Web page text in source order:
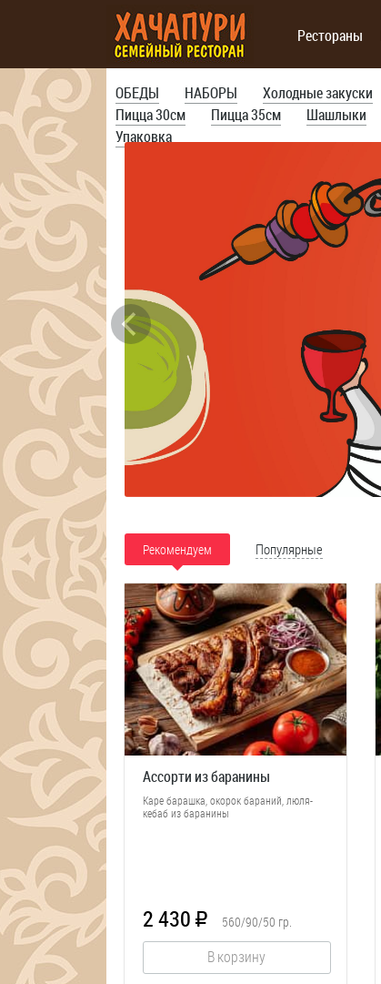
Рестораны
ОБЕДЫ НАБОРЫ Холодные закуски
Пицца 30см
Пицца 35см Шашлыки
Упаковка
Рекомендуем Популярные
Ассорти из баранины
Каре барашка, окорок бараний, люля-
кебаб из баранины
2 430 R 560/90/50 гр.
В корзину